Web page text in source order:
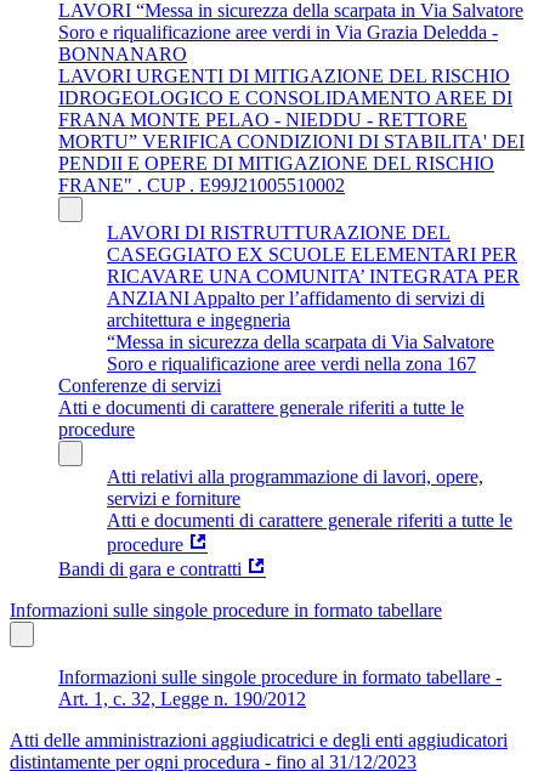
LAVORI “Messa in sicurezza della scarpata in Via Salvatore
Soro e riqualificazione aree verdi in Via Grazia Deledda -
BONNANARO
LAVORI URGENTI DI MITIGAZIONE DEL RISCHIO
IDROGEOLOGICO E CONSOLIDAMENTO AREE DI
FRANA MONTE PELAO - NIEDDU - RETTORE
MORTU” VERIFICA CONDIZIONI DI STABILITA' DEI
PENDII E OPERE DI MITIGAZIONE DEL RISCHIO
FRANE" . CUP . E99J21005510002
LAVORI DI RISTRUTTURAZIONE DEL
CASEGGIATO EX SCUOLE ELEMENTARI PER
RICAVARE UNA COMUNITA’ INTEGRATA PER
ANZIANI Appalto per l’affidamento di servizi di
architettura e ingegneria
“Messa in sicurezza della scarpata di Via Salvatore
Soro e riqualificazione aree verdi nella zona 167
Conferenze di servizi
Atti e documenti di carattere generale riferiti a tutte le
procedure
Atti relativi alla programmazione di lavori, opere,
servizi e forniture
Atti e documenti di carattere generale riferiti a tutte le
procedure
Bandi di gara e contratti
Informazioni sulle singole procedure in formato tabellare
Informazioni sulle singole procedure in formato tabellare -
Art. 1, c. 32, Legge n. 190/2012
Atti delle amministrazioni aggiudicatrici e degli enti aggiudicatori
distintamente per ogni procedura - fino al 31/12/2023